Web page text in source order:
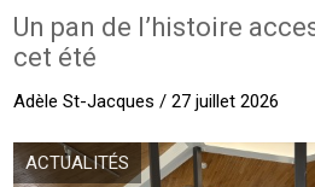
Un pan de l’histoire
cet été
Adèle St-Jacques / 27 juillet 2026
ACTUALITÉS